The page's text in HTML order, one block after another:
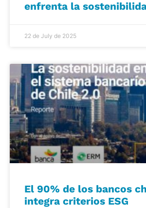
enfrenta la
22 de July de 2025
El 90% de los bancos
integra criterios ESG